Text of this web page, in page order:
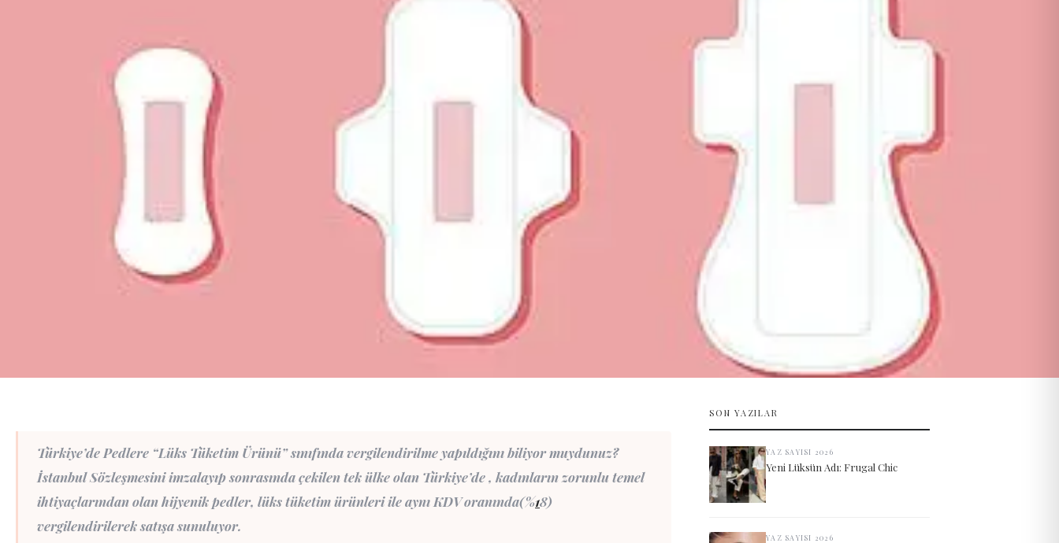
Türkiye’de Pedlere “Lüks Tüketim Ürünü” sınıfında vergilendirilme yapıldığını biliyor muydunuz?
İstanbul Sözleşmesini imzalayıp sonrasında çekilen tek ülke olan Türkiye’de , kadınların zorunlu temel
ihtiyaçlarından olan hijyenik pedler, lüks tüketim ürünleri ile aynı KDV oranında(%18)
vergilendirilerek satışa sunuluyor.
SON YAZILAR
YAZ SAYISI 2026
Yeni Lüksün Adı: Frugal Chic
YAZ SAYISI 2026